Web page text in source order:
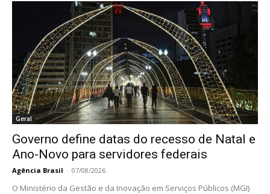
Geral
Governo define datas do recesso de Natal e
Ano-Novo para servidores federais
Agência Brasil - 07/08/2026
O Ministério da Gestão e da Inovação em Serviços Públicos (MGI)